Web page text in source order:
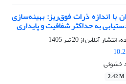
با اندازه ذرات فوق‌ریز: بهینه‌سازی
به حداکثر شفافیت و پایداری
انتشار آنلاین از20 تیر 1405
خشوئی
2.42 M